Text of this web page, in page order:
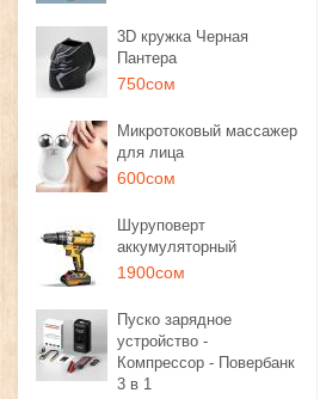
3D кружка Черная
Пантера
750сом
Микротоковый массажер
для лица
600сом
Шуруповерт
аккумуляторный
1900сом
Пуско зарядное
устройство -
Компрессор - Повербанк
3 в 1